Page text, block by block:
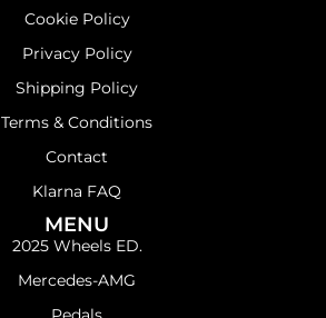
Cookie Policy
Privacy Policy
Shipping Policy
Terms & Conditions
Contact
Klarna FAQ
MENU
2025 Wheels ED.
Mercedes-AMG